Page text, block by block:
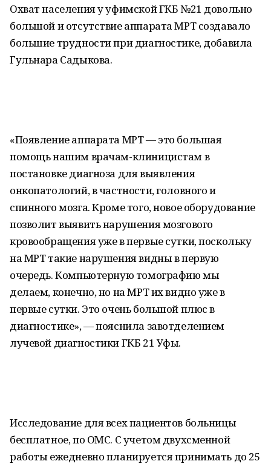
Охват населения у уфимской ГКБ №21 довольно
большой и отсутствие аппарата МРТ создавало
большие трудности при диагностике, добавила
Гульнара Садыкова.
«Появление аппарата МРТ — это большая
помощь нашим врачам-клиницистам в
постановке диагноза для выявления
онкопатологий, в частности, головного и
спинного мозга. Кроме того, новое оборудование
позволит выявить нарушения мозгового
кровообращения уже в первые сутки, поскольку
на МРТ такие нарушения видны в первую
очередь. Компьютерную томографию мы
делаем, конечно, но на МРТ их видно уже в
первые сутки. Это очень большой плюс в
диагностике», — пояснила завотделением
лучевой диагностики ГКБ 21 Уфы.
Исследование для всех пациентов больницы
бесплатное, по ОМС. С учетом двухсменной
работы ежедневно планируется принимать до 25